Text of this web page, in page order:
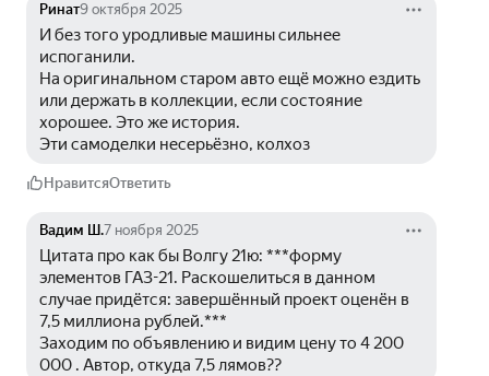
Ринат9 октября 2025
И без того уродливые машины сильнее
испоганили.
На оригинальном старом авто ещё можно ездить
или держать в коллекции, если состояние
хорошее. Это же история.
Эти самоделки несерьёзно, колхоз
НравитсяОтветить
Вадим Ш.7 ноября 2025
Цитата про как бы Волгу 21ю: ***форму
элементов ГАЗ-21. Раскошелиться в данном
случае придётся: завершённый проект оценён в
7,5 миллиона рублей.***
Заходим по объявлению и видим цену то 4 200
000 . Автор, откуда 7,5 лямов??